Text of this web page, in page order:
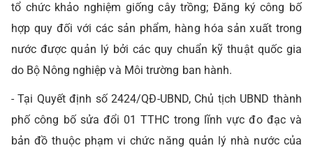
tổ chức khảo nghiệm giống cây trồng; Đăng ký công bố
hợp quy đối với các sản phẩm, hàng hóa sản xuất trong
nước được quản lý bởi các quy chuẩn kỹ thuật quốc gia
do Bộ Nông nghiệp và Môi trường ban hành.
- Tại Quyết định số 2424/QĐ-UBND, Chủ tịch UBND thành
phố công bố sửa đổi 01 TTHC trong lĩnh vực đo đạc và
bản đồ thuộc phạm vi chức năng quản lý nhà nước của